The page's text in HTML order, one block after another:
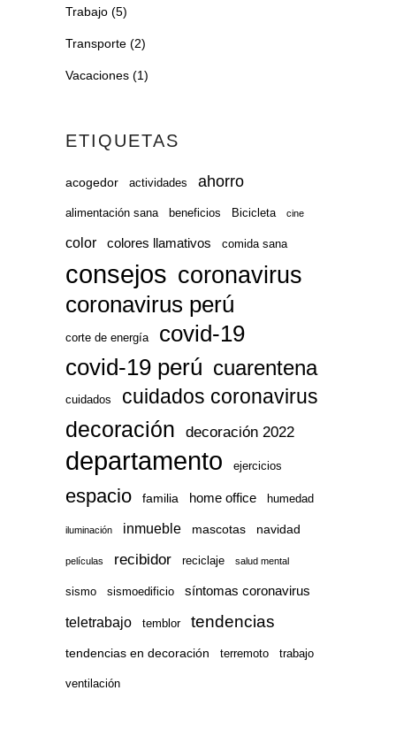
Trabajo (5)
Transporte (2)
Vacaciones (1)
ETIQUETAS
acogedor actividades ahorro
alimentación sana beneficios Bicicleta cine
color colores llamativos comida sana
consejos coronavirus
coronavirus perú
corte de energía
covid-19
covid-19 perú cuarentena
cuidados cuidados coronavirus
decoración decoración 2022
departamento ejercicios
espacio familia home office humedad
iluminación inmueble mascotas navidad
películas recibidor reciclaje salud mental
sismo sismoedificio síntomas coronavirus
teletrabajo temblor tendencias
tendencias en decoración terremoto trabajo
ventilación